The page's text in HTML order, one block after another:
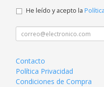
He leído y acepto la
Contacto
Política Privacidad
Condiciones de Compra